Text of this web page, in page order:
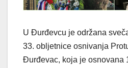
U Đurđevcu je održana
33. obljetnice osnivanja
Đurđevac, koja je osnovana